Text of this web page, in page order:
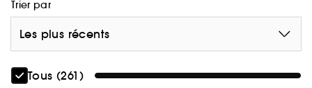
Trier par
Les plus récents
Tous (261)